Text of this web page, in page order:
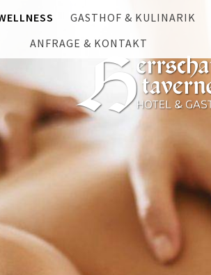
& SAUNA
& BEAUTY
GASTHOF & KULINARIK
GASTHOF
LANDWIRTSCHAFT
FESTE FEIERN
ANFRAGE & KONTAKT
ANREISE & KONTAKT
NEWSLETTER
GUTSCHEINE